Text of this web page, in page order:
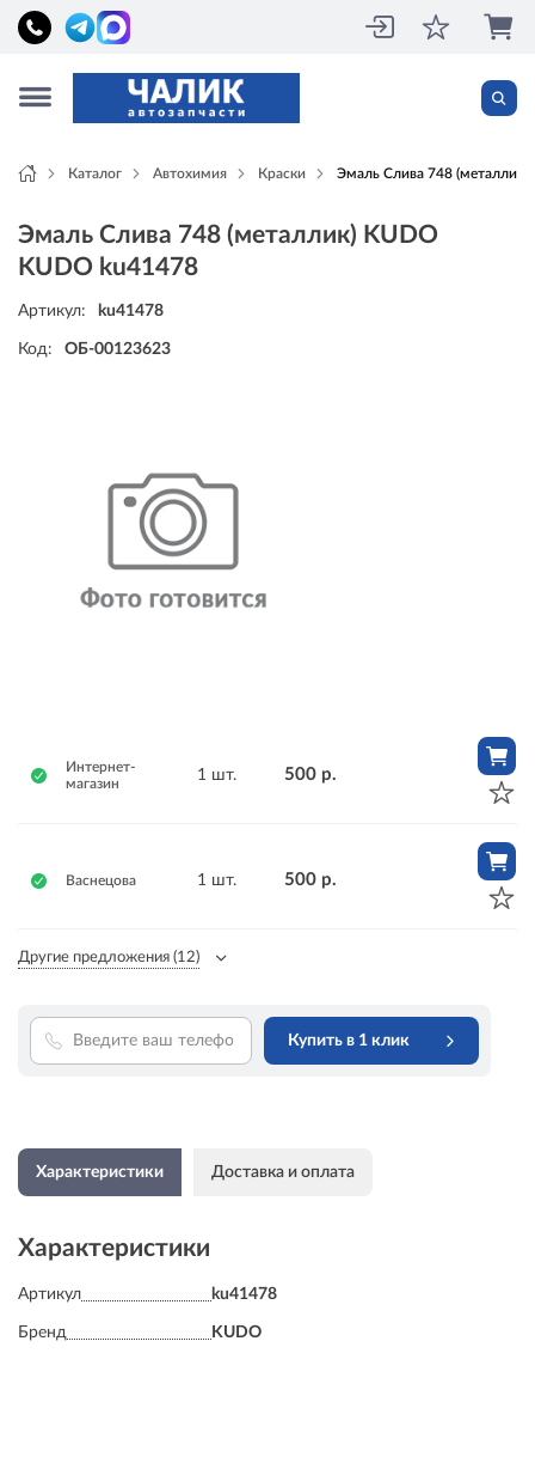
Каталог Автохимия Краски Эмаль Слива 748 (металлик)
Эмаль Слива 748 (металлик) KUDO
KUDO ku41478
Артикул: ku41478
Код: ОБ-00123623
Интернет-
магазин
1 шт. 500 р.
Васнецова 1 шт. 500 р.
Другие предложения (12)
Купить в 1 клик
Характеристики Доставка и оплата
Характеристики
Артикул ku41478
Бренд KUDO